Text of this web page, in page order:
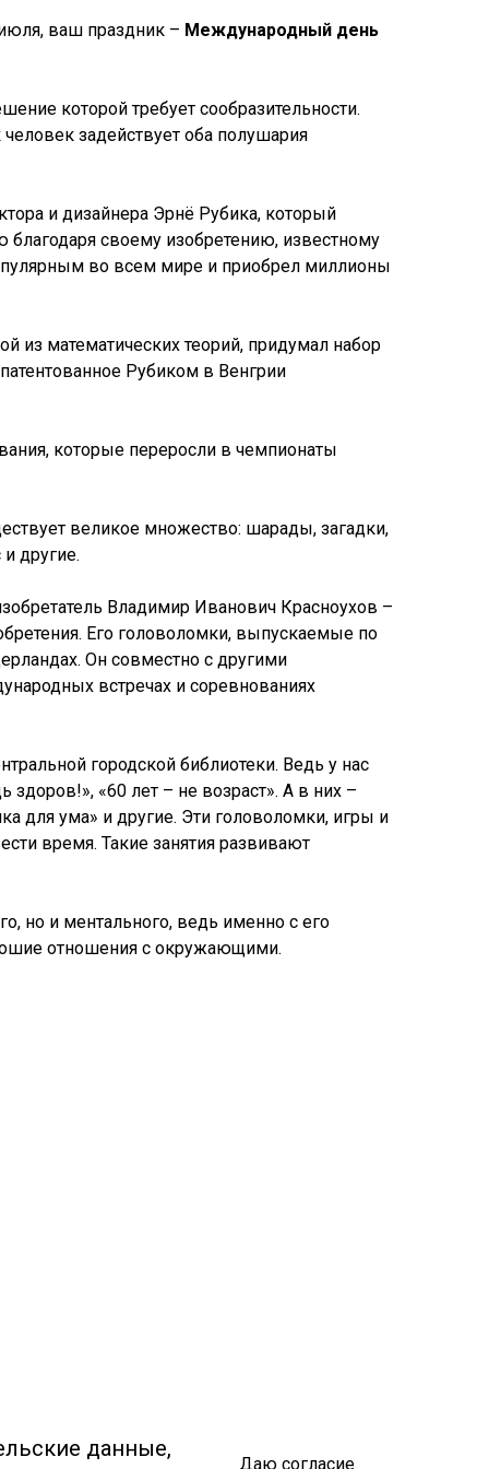
ваш праздник – Международный день
которой требует сообразительности.
задействует оба полушария
и дизайнера Эрнё Рубика, который
своему изобретению, известному
во всем мире и приобрел миллионы
из математических теорий, придумал набор
Рубиком в Венгрии
которые переросли в чемпионаты
великое множество: шарады, загадки,
другие.
Владимир Иванович Красноухов –
Его головоломки, выпускаемые по
Он совместно с другими
встречах и соревнованиях
городской библиотеки. Ведь у нас
«60 лет – не возраст». А в них –
для ума» и другие. Эти головоломки, игры и
время. Такие занятия развивают
но и ментального, ведь именно с его
отношения с окружающими.
данные,
Даю согласие